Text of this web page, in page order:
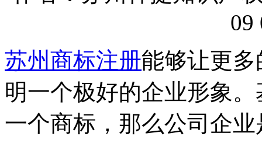
09
苏州商标注册能够让更
明一个极好的企业形象
一个商标，那么公司企